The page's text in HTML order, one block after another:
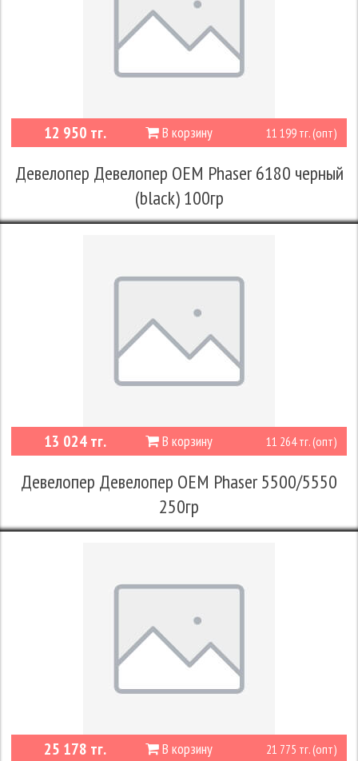
В корзину
12 950 тг. 11 199 тг. (опт)
Девелопер Девелопер OEM Phaser 6180 черный
(black) 100гр
В корзину
13 024 тг. 11 264 тг. (опт)
Девелопер Девелопер OEM Phaser 5500/5550
250гр
В корзину
25 178 тг. 21 775 тг. (опт)